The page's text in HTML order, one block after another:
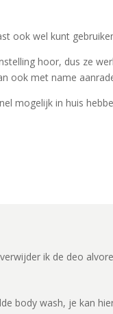
ook wel kunt
hoor, dus ze
ook met name
mogelijk in huis
ik de deo
body wash, je kan